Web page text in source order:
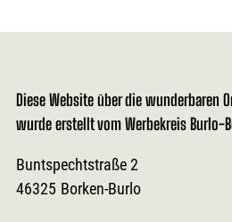
Diese Website über die wunderbaren
wurde erstellt vom Werbekreis Burlo-
Buntspechtstraße 2
46325 Borken-Burlo